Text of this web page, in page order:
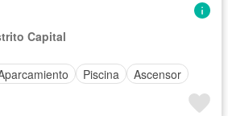
Capital
Piscina Ascensor